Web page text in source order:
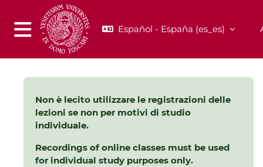
Salta al contenido principal
Panel lateral
Español - España ‎(es_es)‎
Non è lecito utilizzare le registrazioni delle
lezioni se non per motivi di studio
individuale.
Recordings of online classes must be used
for individual study purposes only.